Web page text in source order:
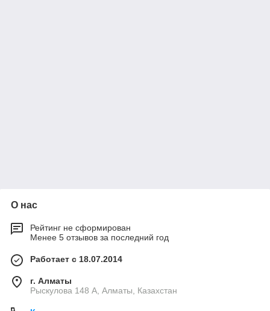
О нас
Рейтинг не сформирован
Менее 5 отзывов за последний год
Работает с 18.07.2014
г. Алматы
Рыскулова 148 A, Алматы, Казахстан